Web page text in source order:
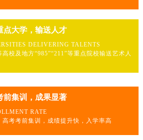
点大学，输送人才
DELIVERING TALENTS
校及地方“985”“211”等重点院校输送艺术人
前集训，成果显著
RATE
高考考前集训，成绩提升快，入学率高